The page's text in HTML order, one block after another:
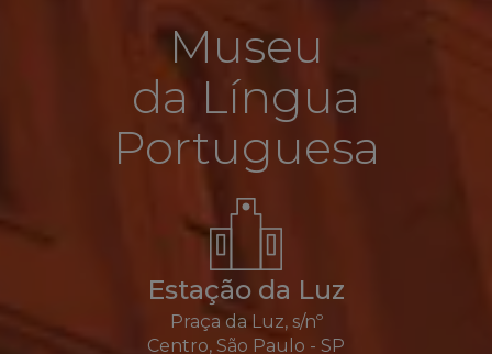
Museu
da Língua
Portuguesa
Estação da Luz
Praça da Luz, s/nº
Centro, São Paulo - SP